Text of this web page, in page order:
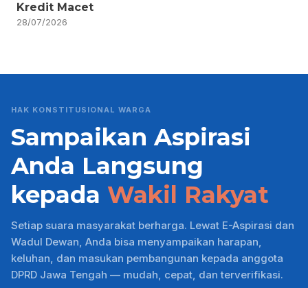
Kredit Macet
28/07/2026
HAK KONSTITUSIONAL WARGA
Sampaikan Aspirasi
Anda Langsung
kepada Wakil Rakyat
Setiap suara masyarakat berharga. Lewat E-Aspirasi dan
Wadul Dewan, Anda bisa menyampaikan harapan,
keluhan, dan masukan pembangunan kepada anggota
DPRD Jawa Tengah — mudah, cepat, dan terverifikasi.